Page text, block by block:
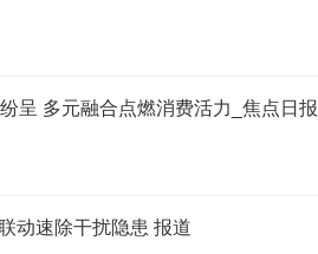
呈 多元融合点燃消费活力_焦点日报
动速除干扰隐患 报道